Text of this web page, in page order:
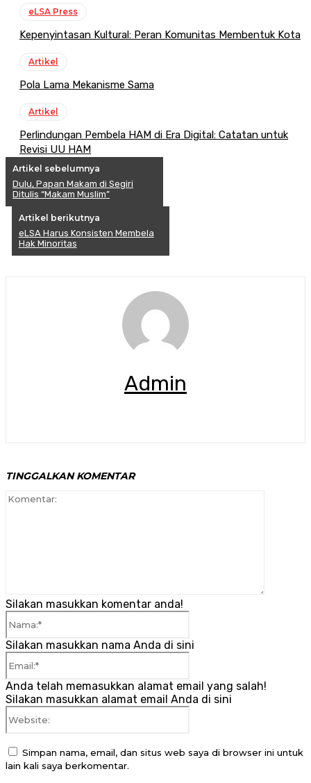
eLSA Press
Kepenyintasan Kultural: Peran Komunitas Membentuk Kota
Artikel
Pola Lama Mekanisme Sama
Artikel
Perlindungan Pembela HAM di Era Digital: Catatan untuk
Revisi UU HAM
Artikel sebelumnya
Dulu, Papan Makam di Segiri
Ditulis “Makam Muslim”
Artikel berikutnya
eLSA Harus Konsisten Membela
Hak Minoritas
Admin
TINGGALKAN KOMENTAR
Silakan masukkan komentar anda!
Silakan masukkan nama Anda di sini
Anda telah memasukkan alamat email yang salah!
Silakan masukkan alamat email Anda di sini
Simpan nama, email, dan situs web saya di browser ini untuk
lain kali saya berkomentar.